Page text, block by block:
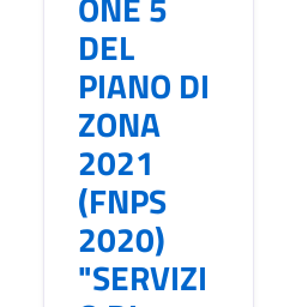
DEL
PIANO DI
ZONA
2021
(FNPS
2020)
"SERVIZI